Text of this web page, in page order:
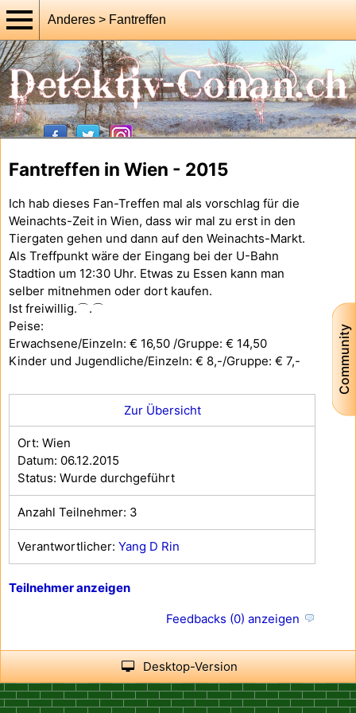
Anderes > Fantreffen
Community
Fantreffen in Wien - 2015
Ich hab dieses Fan-Treffen mal als vorschlag für die
Weinachts-Zeit in Wien, dass wir mal zu erst in den
Tiergaten gehen und dann auf den Weinachts-Markt.
Als Treffpunkt wäre der Eingang bei der U-Bahn
Stadtion um 12:30 Uhr. Etwas zu Essen kann man
selber mitnehmen oder dort kaufen.
Ist freiwillig.⌒.⌒
Peise:
Erwachsene/Einzeln: € 16,50 /Gruppe: € 14,50
Kinder und Jugendliche/Einzeln: € 8,-/Gruppe: € 7,-
Zur Übersicht
Ort: Wien
Datum: 06.12.2015
Status: Wurde durchgeführt
Anzahl Teilnehmer: 3
Verantwortlicher: Yang D Rin
Teilnehmer anzeigen
Feedbacks (0) anzeigen
Desktop-Version